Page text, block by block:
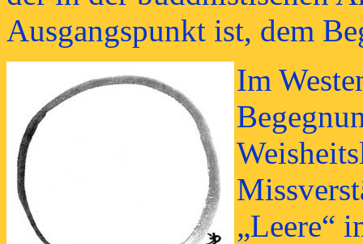
Ausgangspunkt ist, dem
Im
„Leere“